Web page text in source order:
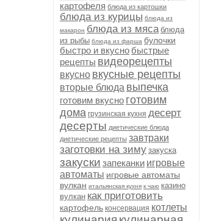
картофеля блюда из картошки
блюда из курицы блюда из
макарон блюда из мяса блюда
из рыбы блюда из фарша булочки
быстро и вкусно быстрые
рецепты видеорецепты
вкусно вкусные рецепты
вторые блюда выпечка
готовим вкусно готовим
дома грузинская кухня десерт
десерты диетические блюда
диетические рецепты завтраки
заготовки на зиму закуска
закуски запеканки игровые
автоматы игровые автоматы
вулкан итальянская кухня к чаю казино
вулкан как приготовить
картофель консервация котлеты